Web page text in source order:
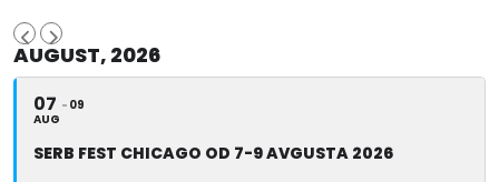
AUGUST, 2026
07
AUG
09
SERB FEST CHICAGO OD 7-9 AVGUSTA 2026